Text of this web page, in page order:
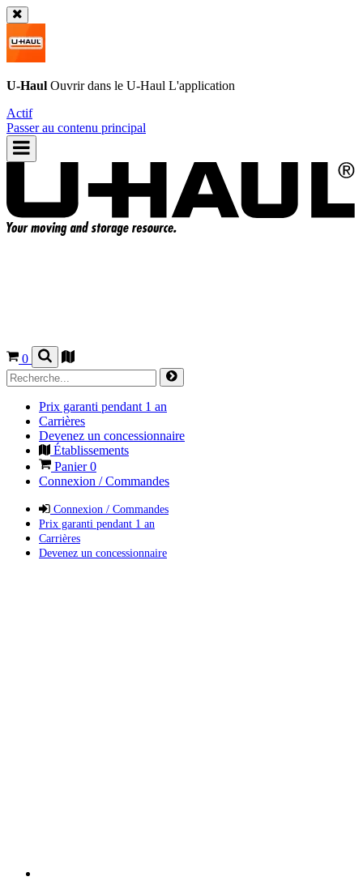
U-Haul Ouvrir dans le U-Haul L'application
Actif
Passer au contenu principal
0
Prix garanti pendant 1 an
Carrières
Devenez un concessionnaire
Établissements
Panier0
Connexion / Commandes
Connexion / Commandes
Prix garanti pendant 1 an
Carrières
Devenez un concessionnaire